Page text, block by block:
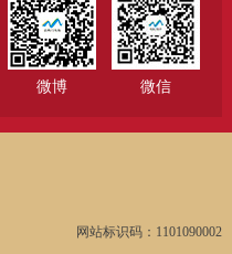
微博 微信
网站标识码：1101090002